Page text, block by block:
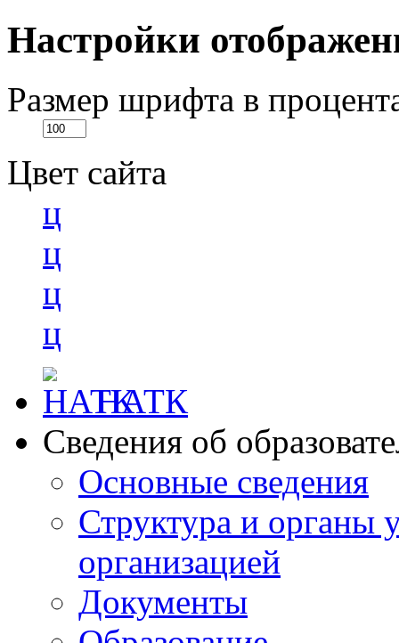
Настройки
Размер шрифта в
Цвет сайта
ц
ц
ц
ц
НАТК
Сведения об
Основные сведения
Структура и органы
организацией
Документы